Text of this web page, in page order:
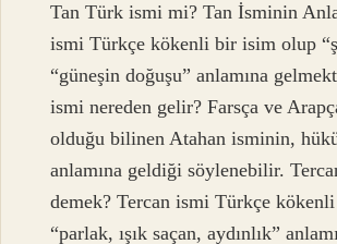
Tan Türk ismi mi? Tan İsminin
ismi Türkçe kökenli bir isim olup
“güneşin doğuşu” anlamına
ismi nereden gelir? Farsça ve
olduğu bilinen Atahan isminin,
anlamına geldiği söylenebilir.
demek? Tercan ismi Türkçe
“parlak, ışık saçan, aydınlık”